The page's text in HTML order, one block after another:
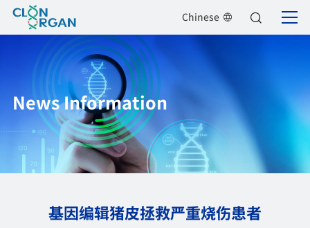
Chinese
News Information
基因编辑猪皮拯救严重烧伤患者